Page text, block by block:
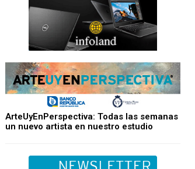
ArteUyEnPerspectiva: Todas las semanas
un nuevo artista en nuestro estudio